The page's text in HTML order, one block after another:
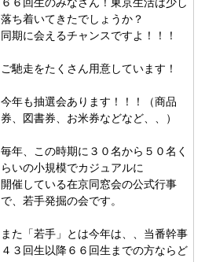
落ち着いてきたでしょうか？
同期に会えるチャンスですよ！！！
ご馳走をたくさん用意しています！
今年も抽選会あります！！！（商品
券、図書券、お米券などなど、、）
毎年、この時期に３０名から５０名く
らいの小規模でカジュアルに
開催している在京同窓会の公式行事
で、若手発掘の会です。
また「若手」とは今年は、、当番幹事
４３回生以降６６回生までの方ならど